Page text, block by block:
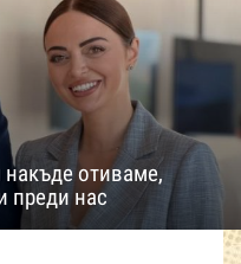
отиваме,
преди нас